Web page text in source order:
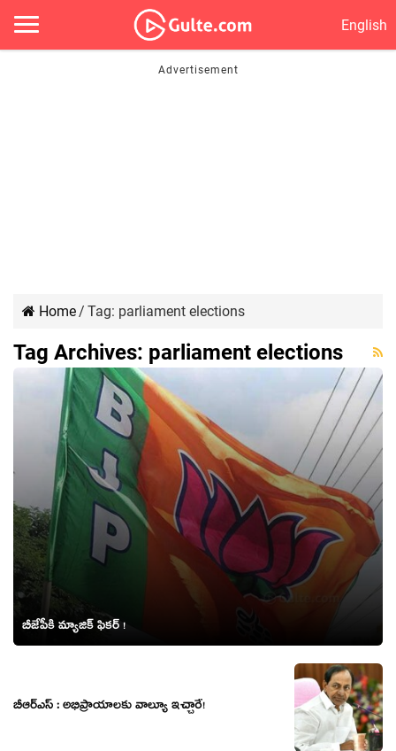
English
Home/ Tag: parliament elections
Tag Archives: parliament elections
బీజేపీకి మ్యాజిక్‌ ఫికర్‌ !
బీఆర్ఎస్ : అభిప్రాయాల‌కు వాల్యూ ఇచ్చారే!